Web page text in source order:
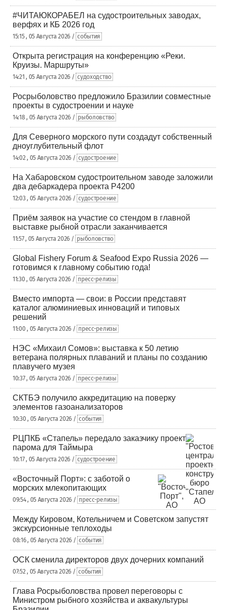
#ЧИТАЮКОРАБЕЛ на судостроительных заводах,
верфях и КБ 2026 год
15:15 , 05 Августа 2026 / события
Открыта регистрация на конференцию «Реки.
Круизы. Маршруты»
14:21 , 05 Августа 2026 / судоходство
Росрыболовство предложило Бразилии совместные
проекты в судостроении и науке
14:18 , 05 Августа 2026 / рыболовство
Для Северного морского пути создадут собственный
дноуглубительный флот
14:02 , 05 Августа 2026 / судостроение
На Хабаровском судостроительном заводе заложили
два дебаркадера проекта Р4200
12:03 , 05 Августа 2026 / судостроение
Приём заявок на участие со стендом в главной
выставке рыбной отрасли заканчивается
11:57 , 05 Августа 2026 / рыболовство
Global Fishery Forum & Seafood Expo Russia 2026 —
готовимся к главному событию года!
11:30 , 05 Августа 2026 / пресс-релизы
Вместо импорта — свои: в России представят
каталог алюминиевых инноваций и типовых
решений
11:00 , 05 Августа 2026 / пресс-релизы
НЭС «Михаил Сомов»: выставка к 50 летию
ветерана полярных плаваний и планы по созданию
плавучего музея
10:37 , 05 Августа 2026 / пресс-релизы
СКТБЭ получило аккредитацию на поверку
элементов газоанализаторов
10:30 , 05 Августа 2026 / события
РЦПКБ «Стапель» передало заказчику проект
парома для Таймыра
10:17 , 05 Августа 2026 / судостроение
«Восточный Порт»: с заботой о
морских млекопитающих
09:54 , 05 Августа 2026 / пресс-релизы
Между Кировом, Котельничем и Советском запустят
экскурсионные теплоходы
08:16 , 05 Августа 2026 / события
ОСК сменила директоров двух дочерних компаний
07:52 , 05 Августа 2026 / события
Глава Росрыболовства провел переговоры с
Министром рыбного хозяйства и аквакультуры